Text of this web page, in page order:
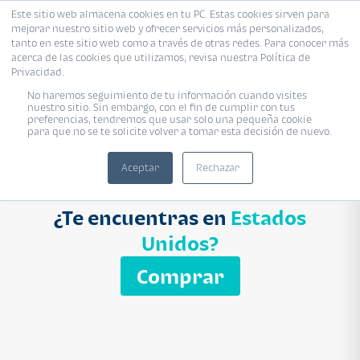
Este sitio web almacena cookies en tu PC. Estas cookies sirven para
mejorar nuestro sitio web y ofrecer servicios más personalizados,
tanto en este sitio web como a través de otras redes. Para conocer más
acerca de las cookies que utilizamos, revisa nuestra Política de
Privacidad.
No haremos seguimiento de tu información cuando visites
nuestro sitio. Sin embargo, con el fin de cumplir con tus
preferencias, tendremos que usar solo una pequeña cookie
para que no se te solicite volver a tomar esta decisión de nuevo.
Aceptar Rechazar
Proyecto Modelo Inmobiliaria
Ingresa el nombre del proyecto
Buscar
¿Te encuentras en Estados
Unidos?
Comprar